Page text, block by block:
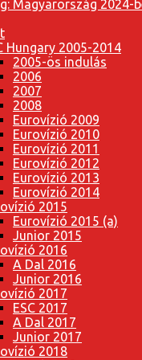
Magyarország 2024-
Hungary 2005-2014
2005-ös indulás
2006
2007
2008
Eurovízió 2009
Eurovízió 2010
Eurovízió 2011
Eurovízió 2012
Eurovízió 2013
Eurovízió 2014
2015
Eurovízió 2015 (a)
Junior 2015
2016
A Dal 2016
Junior 2016
2017
ESC 2017
A Dal 2017
Junior 2017
2018